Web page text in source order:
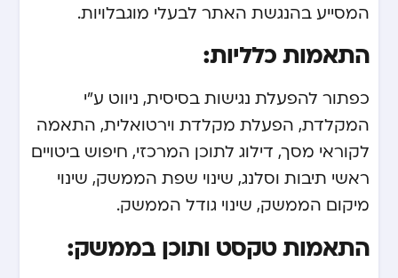
המסייע בהנגשת האתר לבעלי מוגבלויות.
התאמות כלליות:
כפתור להפעלת נגישות בסיסית, ניווט ע”י
המקלדת, הפעלת מקלדת וירטואלית, התאמה
לקוראי מסך, דילוג לתוכן המרכזי, חיפוש ביטויים
ראשי תיבות וסלנג, שינוי שפת הממשק, שינוי
מיקום הממשק, שינוי גודל הממשק.
התאמות טקסט ותוכן בממשק: